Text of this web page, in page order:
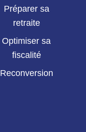
Préparer sa
retraite
Optimiser sa
fiscalité
Reconversion